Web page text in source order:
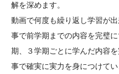
解を深めます。
動画で何度も繰り返し学習が
事で前学期までの内容を完璧
期、３学期ごとに学んだ内容
事で確実に実力を身につけて